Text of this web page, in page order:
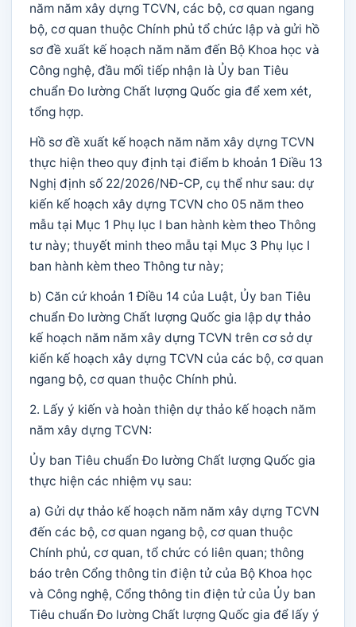
năm năm xây dựng TCVN, các bộ, cơ quan ngang
bộ, cơ quan thuộc Chính phủ tổ chức lập và gửi hồ
sơ đề xuất kế hoạch năm năm đến Bộ Khoa học và
Công nghệ, đầu mối tiếp nhận là Ủy ban Tiêu
chuẩn Đo lường Chất lượng Quốc gia để xem xét,
tổng hợp.
Hồ sơ đề xuất kế hoạch năm năm xây dựng TCVN
thực hiện theo quy định tại điểm b khoản 1 Điều 13
Nghị định số 22/2026/NĐ-CP, cụ thể như sau: dự
kiến kế hoạch xây dựng TCVN cho 05 năm theo
mẫu tại Mục 1 Phụ lục I ban hành kèm theo Thông
tư này; thuyết minh theo mẫu tại Mục 3 Phụ lục I
ban hành kèm theo Thông tư này;
b) Căn cứ khoản 1 Điều 14 của Luật, Ủy ban Tiêu
chuẩn Đo lường Chất lượng Quốc gia lập dự thảo
kế hoạch năm năm xây dựng TCVN trên cơ sở dự
kiến kế hoạch xây dựng TCVN của các bộ, cơ quan
ngang bộ, cơ quan thuộc Chính phủ.
2. Lấy ý kiến và hoàn thiện dự thảo kế hoạch năm
năm xây dựng TCVN:
Ủy ban Tiêu chuẩn Đo lường Chất lượng Quốc gia
thực hiện các nhiệm vụ sau:
a) Gửi dự thảo kế hoạch năm năm xây dựng TCVN
đến các bộ, cơ quan ngang bộ, cơ quan thuộc
Chính phủ, cơ quan, tổ chức có liên quan; thông
báo trên Cổng thông tin điện tử của Bộ Khoa học
và Công nghệ, Cổng thông tin điện tử của Ủy ban
Tiêu chuẩn Đo lường Chất lượng Quốc gia để lấy ý